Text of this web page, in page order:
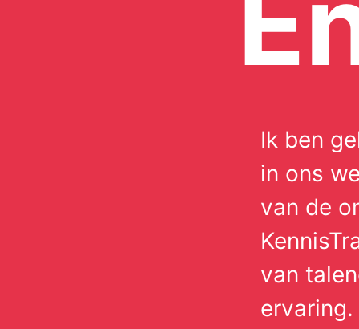
Ik ben
in ons
van de
van
ervaring.